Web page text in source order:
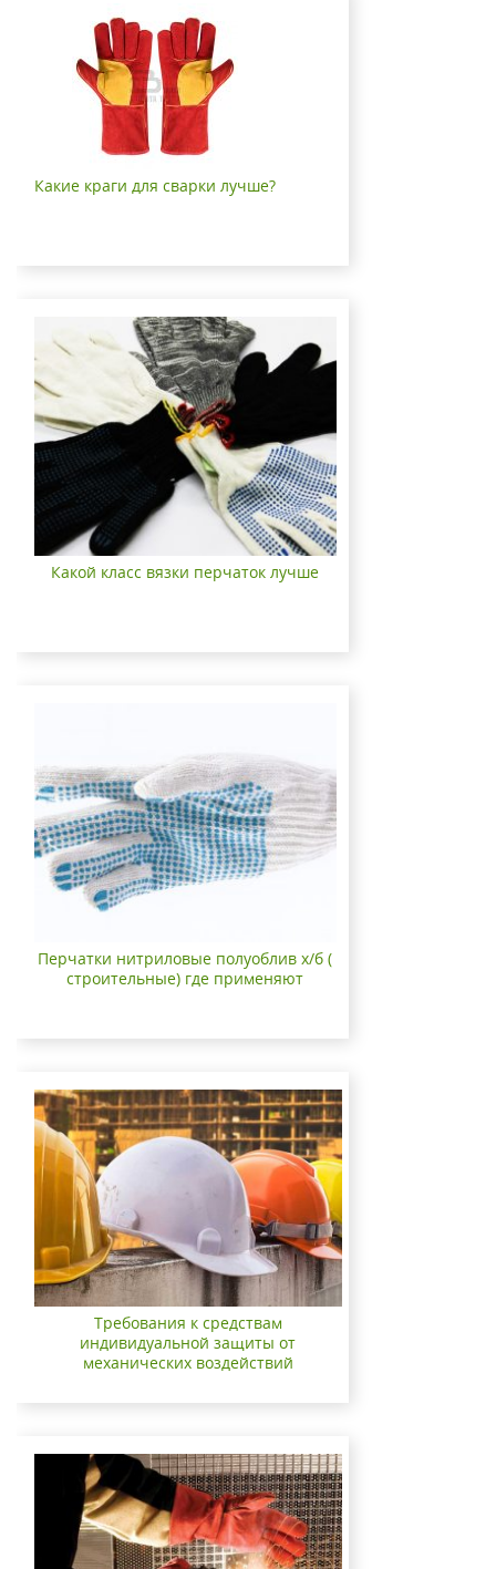
Какие краги для сварки лучше?
Какой класс вязки перчаток лучше
Перчатки нитриловые полуоблив х/б (
строительные) где применяют
Требования к средствам
индивидуальной защиты от
механических воздействий